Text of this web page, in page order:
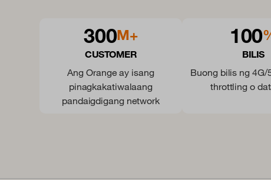
300M+
CUSTOMER
Ang Orange ay isang
pinagkakatiwalaang
pandaigdigang network
100
BILIS
Buong bilis ng 4G/
throttling o